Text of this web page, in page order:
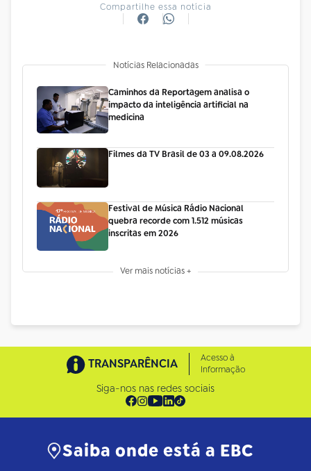
Compartilhe essa notícia
Notícias Relacionadas
Caminhos da Reportagem analisa o
impacto da inteligência artificial na
medicina
Filmes da TV Brasil de 03 a 09.08.2026
Festival de Música Rádio Nacional
quebra recorde com 1.512 músicas
inscritas em 2026
Ver mais notícias +
TRANSPARÊNCIA
Acesso à
Informação
Siga-nos nas redes sociais
Saiba onde está a EBC